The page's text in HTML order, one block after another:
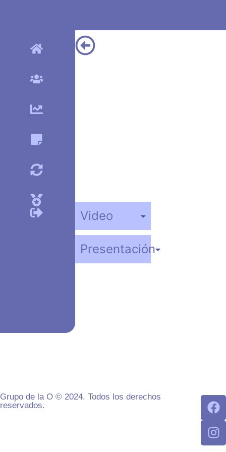
Video
Presentación
Grupo de la O © 2024. Todos los derechos
reservados.